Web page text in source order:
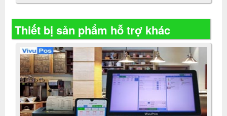
Thiết bị sản phẩm hỗ trợ khác